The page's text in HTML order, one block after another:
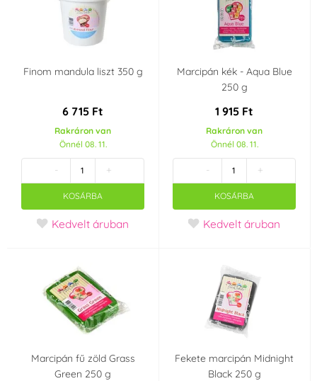
500 ml
Finom mandula liszt 350 g
6 715 Ft
Rakráron van
Önnél 08. 11.
- +
KOSÁRBA
Kedvelt áruban
Marcipán kék - Aqua Blue
250 g
1 915 Ft
Rakráron van
Önnél 08. 11.
- +
KOSÁRBA
Kedvelt áruban
Marcipán fű zöld Grass
Green 250 g
Fekete marcipán Midnight
Black 250 g